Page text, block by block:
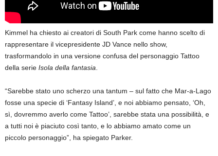
Kimmel ha chiesto ai creatori di South Park come hanno scelto di
rappresentare il vicepresidente JD Vance nello show,
trasformandolo in una versione confusa del personaggio Tattoo
della serie Isola della fantasia
“Sarebbe stato uno scherzo una tantum – sul fatto che Mar-a-Lago
fosse una specie di ‘Fantasy Island’, e noi abbiamo pensato, ‘Oh,
sì, dovremmo averlo come Tattoo’, sarebbe stata una possibilità, e
a tutti noi è piaciuto così tanto, e lo abbiamo amato come un
piccolo personaggio”, ha spiegato Parker.